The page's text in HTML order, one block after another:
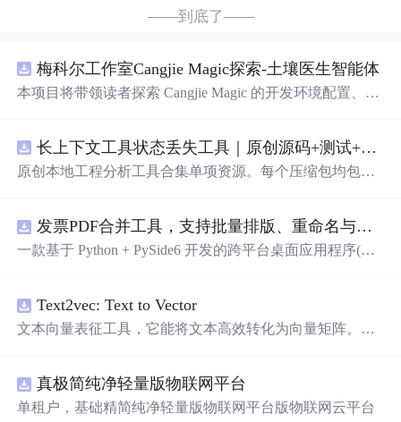
——到底了——
梅科尔工作室Cangjie Magic探索-土壤医生智能体
本项目将带领读者探索 Cangjie Magic 的开发环境配置、智
长上下文工具状态丢失工具｜原创源码+测试+离线报告
原创本地工程分析工具合集单项资源。每个压缩包均包含
行效果图、README、运行说明、功能清单、MIT License
及原创授权声明。Node.js 18+ 可直接运行，零第三方运行
发票PDF合并工具，支持批量排版、重命名与查重（源码附安装部署教程）
一款基于 Python + PySide6 开发的跨平台桌面应用程序(支
景下的发票 软件架构 前端框架: PySide6 (Qt 跨平台 GUI 框
架) PDF 处理: PyMuPDF (fitz) 编程语言: Python 3 打包工具:
内自由选择排版布局双模式处理：普通模式（保留PDF矢
量信息和发票监制章）、图像模式（高精度图片转换） 打
印顺序：支持按列表顺序、开票日期、开票金额三种方式
Text2vec: Text to Vector
文本向量表征工具，它能将文本高效转化为向量矩阵。该
用的特性。
真极简纯净轻量版物联网平台
单租户，基础精简纯净轻量版物联网平台版物联网云平台